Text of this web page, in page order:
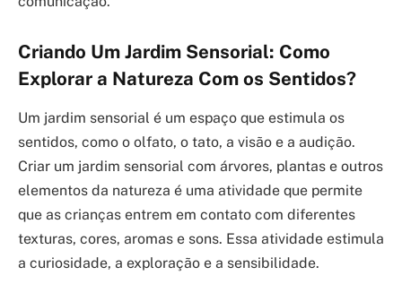
Criando Um Jardim Sensorial: Como
Explorar a Natureza Com os Sentidos?
Um jardim sensorial é um espaço que estimula os
sentidos, como o olfato, o tato, a visão e a audição.
Criar um jardim sensorial com árvores, plantas e outros
elementos da natureza é uma atividade que permite
que as crianças entrem em contato com diferentes
texturas, cores, aromas e sons. Essa atividade estimula
a curiosidade, a exploração e a sensibilidade.